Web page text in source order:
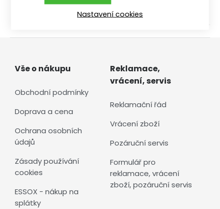
Vše o nákupu
Obchodní podmínky
Doprava a cena
Ochrana osobních
údajů
Zásady používání
cookies
ESSOX - nákup na
splátky
Reklamace,
vrácení, servis
Reklamační řád
Vrácení zboží
Pozáruční servis
Formulář pro
reklamace, vrácení
zboží, pozáruční servis
Nastavení cookies